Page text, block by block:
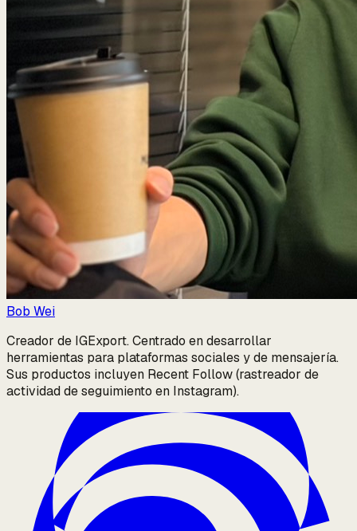
Bob Wei
Creador de IGExport. Centrado en desarrollar
herramientas para plataformas sociales y de mensajería.
Sus productos incluyen Recent Follow (rastreador de
actividad de seguimiento en Instagram).